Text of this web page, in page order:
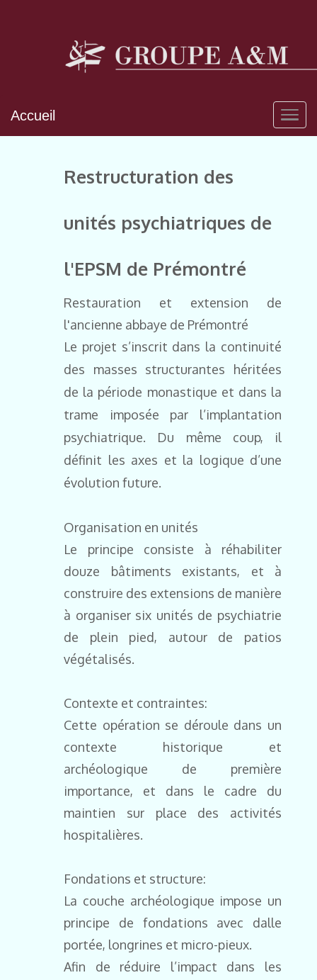
Accueil
Restructuration des
unités psychiatriques de
l'EPSM de Prémontré
Restauration et extension de
l'ancienne abbaye de Prémontré
Le projet s’inscrit dans la continuité
des masses structurantes héritées
de la période monastique et dans la
trame imposée par l’implantation
psychiatrique. Du même coup, il
définit les axes et la logique d’une
évolution future.
Organisation en unités
Le principe consiste à réhabiliter
douze bâtiments existants, et à
construire des extensions de manière
à organiser six unités de psychiatrie
de plein pied, autour de patios
végétalisés.
Contexte et contraintes:
Cette opération se déroule dans un
contexte historique et
archéologique de première
importance, et dans le cadre du
maintien sur place des activités
hospitalières.
Fondations et structure:
La couche archéologique impose un
principe de fondations avec dalle
portée, longrines et micro-pieux.
Afin de réduire l’impact dans les